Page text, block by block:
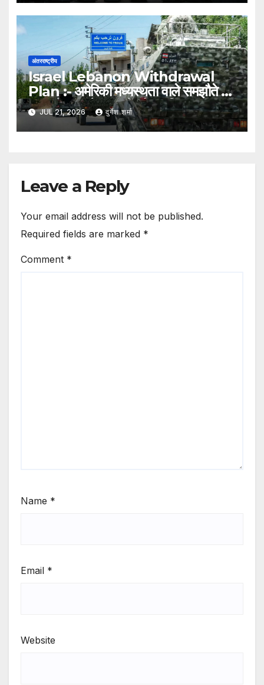
अंतरराष्ट्रीय
Israel Lebanon Withdrawal
Plan :- अमेरिकी मध्यस्थता वाले समझौते के
तहत लेबनान के कुछ क्षेत्रों का नियंत्रण
स्थानीय सरकार को सौंपेगा इज़रायल
JUL 21, 2026 दुर्गेश शर्मा
Leave a Reply
Your email address will not be published.
Required fields are marked *
Comment *
Name *
Email *
Website